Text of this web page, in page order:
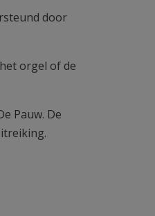
door
orgel of de
Pauw. De